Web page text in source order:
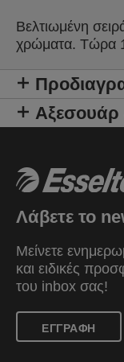
Βελτιωμένη
χρώματα. Τώρα
Αξεσουάρ
Λάβετε το
Μείνετε
και ειδικές
του inbox σας!
ΕΓΓΡΑΦΗ